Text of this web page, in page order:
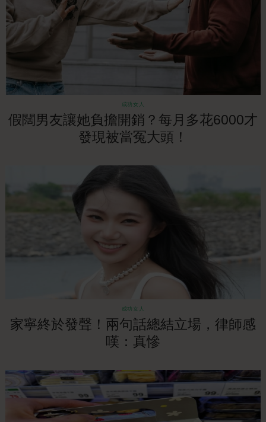
成功女人
假闊男友讓她負擔開銷？每月多花6000才
發現被當冤大頭！
成功女人
家寧終於發聲！兩句話總結立場，律師感
嘆：真慘